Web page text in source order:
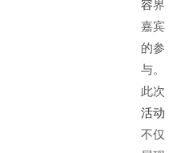
容界
嘉宾
的参
与。
此次
活动
不仅